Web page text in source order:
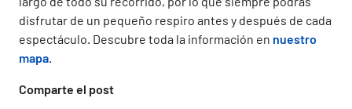
Comparte el post
disfrutar de un pequeño respiro antes y después de cada
espectáculo. Descubre toda la información en nuestro
mapa.